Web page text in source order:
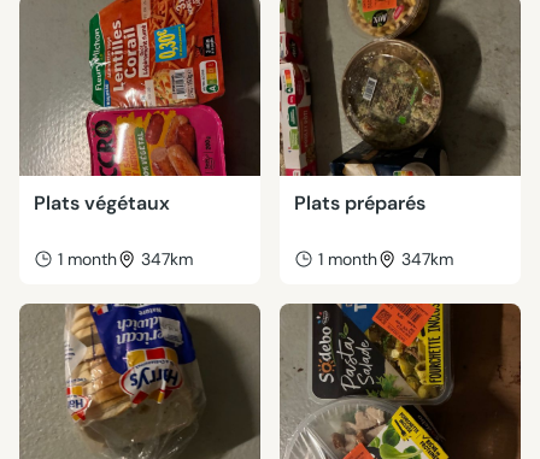
Plats végétaux
1 month 347km
Plats préparés
1 month 347km